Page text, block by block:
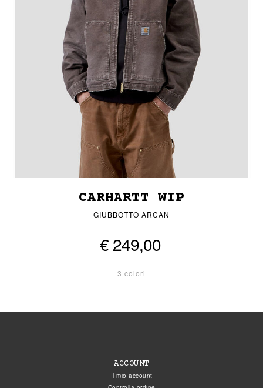
CARHARTT WIP
GIUBBOTTO ARCAN
€ 249,00
3 colori
ACCOUNT
Il mio account